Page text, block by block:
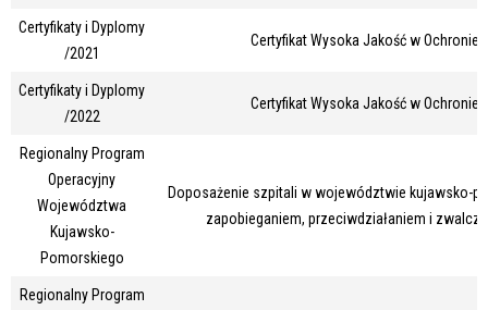
Certyfikaty i Dyplomy
/2021
Certyfikat Wysoka Jakość w Ochronie
Certyfikaty i Dyplomy
/2022
Certyfikat Wysoka Jakość w Ochronie
Regionalny Program
Operacyjny
Województwa
Kujawsko-
Pomorskiego
Doposażenie szpitali w województwie kujawsko-
zapobieganiem, przeciwdziałaniem i
Regionalny Program